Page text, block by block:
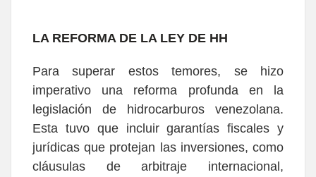
LA REFORMA DE LA LEY DE HH
Para superar estos temores, se hizo
imperativo una reforma profunda en la
legislación de hidrocarburos venezolana.
Esta tuvo que incluir garantías fiscales y
jurídicas que protejan las inversiones, como
cláusulas de arbitraje internacional,